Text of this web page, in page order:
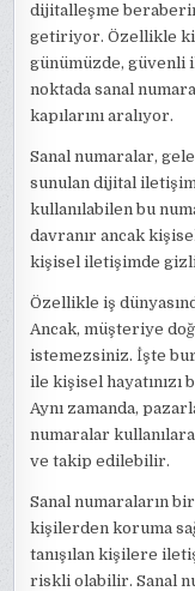
dijitalleşme
getiriyor. Özellikle
günümüzde, güvenli
noktada sanal
kapılarını aralıyor.
Sanal numaralar,
sunulan dijital
kullanılabilen bu
davranır ancak
kişisel iletişimde
Özellikle iş
Ancak, müşteriye
istemezsiniz. İşte
ile kişisel hayatınızı
Aynı zamanda,
numaralar
ve takip edilebilir.
Sanal numaraların
kişilerden koruma
tanışılan kişilere
riskli olabilir. Sanal